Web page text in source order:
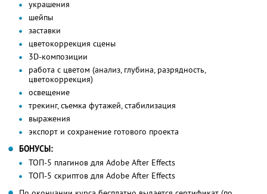
украшения
шейпы
заставки
цветокоррекция сцены
3D-композиции
работа с цветом (анализ, глубина, разрядность,
цветокоррекция)
освещение
трекинг, съемка футажей, стабилизация
выражения
экспорт и сохранение готового проекта
БОНУСЫ:
ТОП-5 плагинов для Adobe After Effects
ТОП-5 скриптов для Adobe After Effects